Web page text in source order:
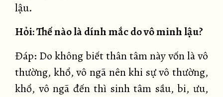
lậu.
Hỏi: Thế nào là dính mắc do vô minh lậu?
Đáp: Do không biết thân tâm này vốn là vô
thường, khổ, vô ngã nên khi sự vô thường,
khổ, vô ngã đến thì sinh tâm sầu, bi, ưu,